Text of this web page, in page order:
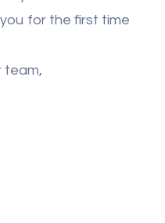
for the first time
team,